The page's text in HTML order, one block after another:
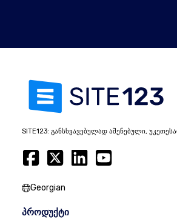
SITE123: განსხვავებულად აშენებული,
Georgian
პროდუქტი